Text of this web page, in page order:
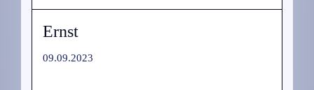
Ernst
09.09.2023